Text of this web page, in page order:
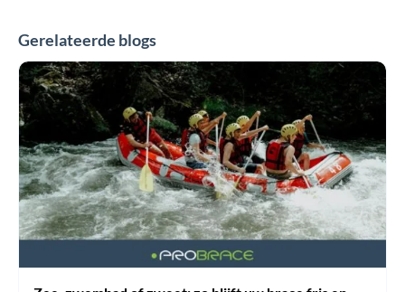
Gerelateerde blogs
Zee,
zwembad
zweet:
zo
blijft
uw
brace
fris
en
effectief
in
zomer